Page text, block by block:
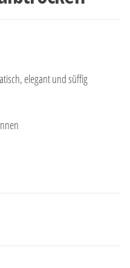
elegant und süffig
halbtrocken Menge